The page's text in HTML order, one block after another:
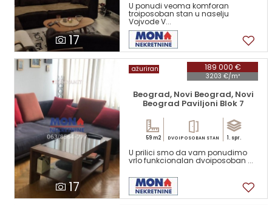
17
U ponudi veoma komforan
troiposoban stan u naselju
Vojvode V...
17
189 000 €
3203 €/m²
ažuriran
Beograd, Novi Beograd, Novi
Beograd Paviljoni Blok 7
59 m2 DVOIPOSOBAN STAN 1. spr.
U prilici smo da vam ponudimo
vrlo funkcionalan dvoiposoban ...